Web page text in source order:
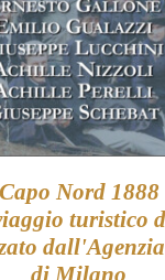
Capo Nord 1888
turistico
di Milano